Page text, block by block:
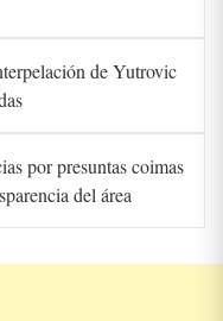
de Yutrovic
por presuntas coimas
del área